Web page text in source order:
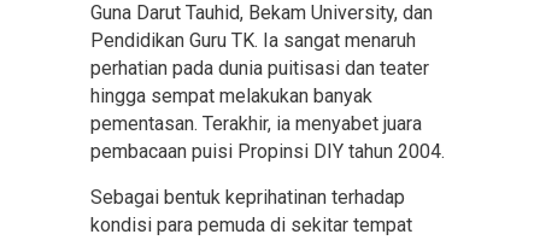
Guna Darut Tauhid, Bekam University, dan
Pendidikan Guru TK. Ia sangat menaruh
perhatian pada dunia puitisasi dan teater
hingga sempat melakukan banyak
pementasan. Terakhir, ia menyabet juara
pembacaan puisi Propinsi DIY tahun 2004.
Sebagai bentuk keprihatinan terhadap
kondisi para pemuda di sekitar tempat